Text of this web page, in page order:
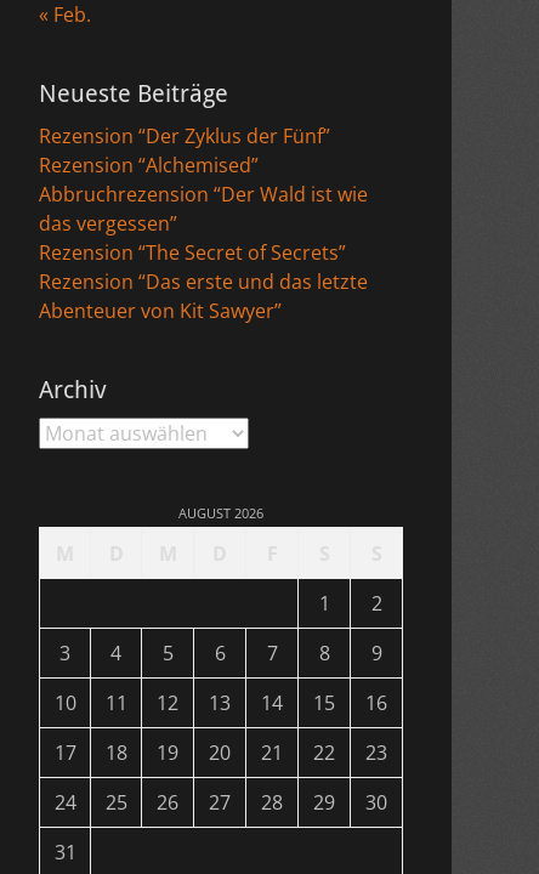
« Feb.
Neueste Beiträge
Rezension “Der Zyklus der Fünf”
Rezension “Alchemised”
Abbruchrezension “Der Wald ist wie
das vergessen”
Rezension “The Secret of Secrets”
Rezension “Das erste und das letzte
Abenteuer von Kit Sawyer”
Archiv
Archiv
AUGUST 2026
1
2
3
4 5 6 7 8
9
10
11 12 13 14 15
16
17
18 19 20 21 22
23
24
25 26 27 28 29
30
31